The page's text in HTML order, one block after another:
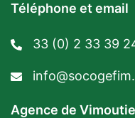
Téléphone et email
33 (0) 2 33 39
Agence de